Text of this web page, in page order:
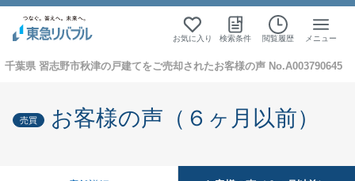
お気に入り 検索条件 閲覧履歴 メニュー
千葉県 習志野市秋津の戸建てをご売却されたお客様の声 No.A003790645
売買 お客様の声（６ヶ月以前）